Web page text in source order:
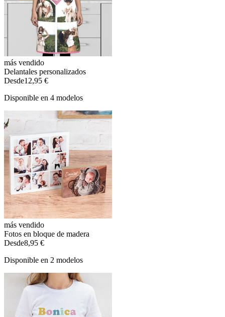
más vendido
Delantales personalizados
Desde12,95 €
Disponible en 4 modelos
más vendido
Fotos en bloque de madera
Desde8,95 €
Disponible en 2 modelos